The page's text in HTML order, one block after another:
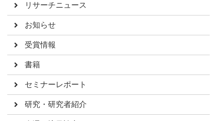
リサーチニュース
お知らせ
受賞情報
書籍
セミナーレポート
研究・研究者紹介